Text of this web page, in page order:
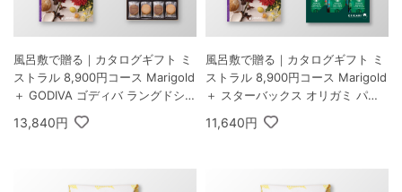
風呂敷で贈る｜カタログギフト ミ
ストラル 8,900円コース Marigold
＋ GODIVA ゴディバ ラングドシャ
クッキーアソートメント 30枚入
13,840円
風呂敷で贈る｜カタログギフト ミ
ストラル 8,900円コース Marigold
＋ スターバックス オリガミ パー
ソナルドリップ コーヒーギフトA
11,640円